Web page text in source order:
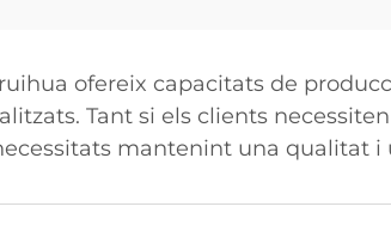
ofereix capacitats de
Tant si els clients
mantenint una qualitat